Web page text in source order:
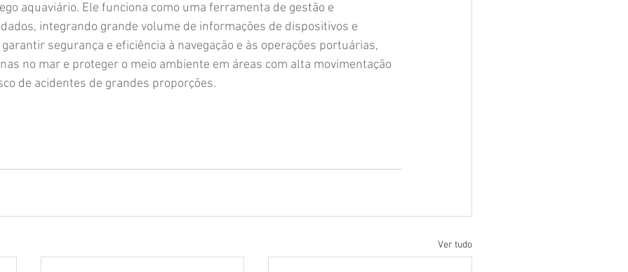
aquaviário. Ele funciona como uma ferramenta de gestão e
integrando grande volume de informações de dispositivos e
segurança e eficiência à navegação e às operações portuárias,
no mar e proteger o meio ambiente em áreas com alta movimentação
de acidentes de grandes proporções.
Ver tudo